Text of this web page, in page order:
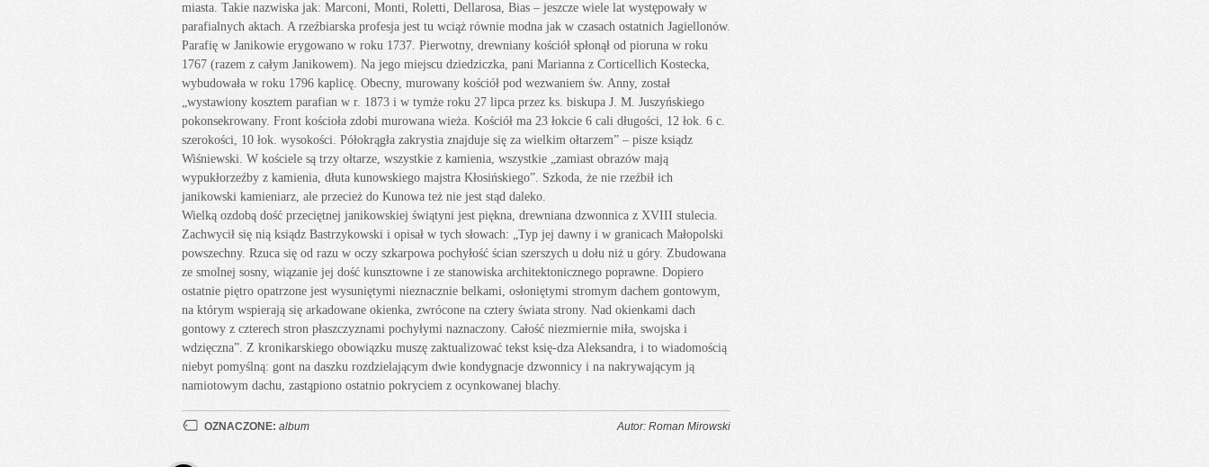
miasta. Takie nazwiska jak: Marconi, Monti, Roletti, Dellarosa, Bias – jeszcze wiele lat występowały w
parafialnych aktach. A rzeźbiarska profesja jest tu wciąż równie modna jak w czasach ostatnich Jagiellonów.
Parafię w Janikowie erygowano w roku 1737. Pierwotny, drewniany kościół spłonął od pioruna w roku
1767 (razem z całym Janikowem). Na jego miejscu dziedziczka, pani Marianna z Corticellich Kostecka,
wybudowała w roku 1796 kaplicę. Obecny, murowany kościół pod wezwaniem św. Anny, został
„wystawiony kosztem parafian w r. 1873 i w tymże roku 27 lipca przez ks. biskupa J. M. Juszyńskiego
pokonsekrowany. Front kościoła zdobi murowana wieża. Kościół ma 23 łokcie 6 cali długości, 12 łok. 6 c.
szerokości, 10 łok. wysokości. Półokrągła zakrystia znajduje się za wielkim ołtarzem” – pisze ksiądz
Wiśniewski. W kościele są trzy ołtarze, wszystkie z kamienia, wszystkie „zamiast obrazów mają
wypukłorzeźby z kamienia, dłuta kunowskiego majstra Kłosińskiego”. Szkoda, że nie rzeźbił ich
janikowski kamieniarz, ale przecież do Kunowa też nie jest stąd daleko.
Wielką ozdobą dość przeciętnej janikowskiej świątyni jest piękna, drewniana dzwonnica z XVIII stulecia.
Zachwycił się nią ksiądz Bastrzykowski i opisał w tych słowach: „Typ jej dawny i w granicach Małopolski
powszechny. Rzuca się od razu w oczy szkarpowa pochyłość ścian szerszych u dołu niż u góry. Zbudowana
ze smolnej sosny, wiązanie jej dość kunsztowne i ze stanowiska architektonicznego poprawne. Dopiero
ostatnie piętro opatrzone jest wysuniętymi nieznacznie belkami, osłoniętymi stromym dachem gontowym,
na którym wspierają się arkadowane okienka, zwrócone na cztery świata strony. Nad okienkami dach
gontowy z czterech stron płaszczyznami pochyłymi naznaczony. Całość niezmiernie miła, swojska i
wdzięczna”. Z kronikarskiego obowiązku muszę zaktualizować tekst księ-dza Aleksandra, i to wiadomością
niebyt pomyślną: gont na daszku rozdzielającym dwie kondygnacje dzwonnicy i na nakrywającym ją
namiotowym dachu, zastąpiono ostatnio pokryciem z ocynkowanej blachy.
OZNACZONE: album Autor: Roman Mirowski